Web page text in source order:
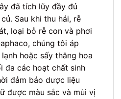
đã tích lũy đầy đủ
Sau khi thu hái, rễ
loại bỏ rễ con và phơi
chúng tôi áp
hoặc sấy thăng hoa
đa các hoạt chất sinh
đảm bảo dược liệu
được màu sắc và mùi vị